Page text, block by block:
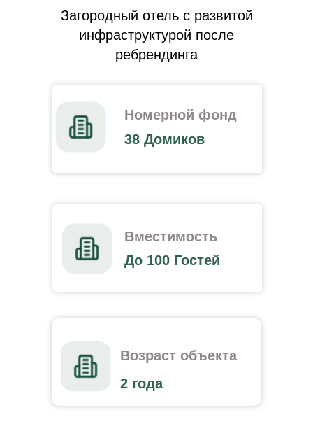
Загородный отель с развитой
инфраструктурой после
ребрендинга
Номерной фонд
38 Домиков
Вместимость
До 100 Гостей
Возраст объекта
2 года